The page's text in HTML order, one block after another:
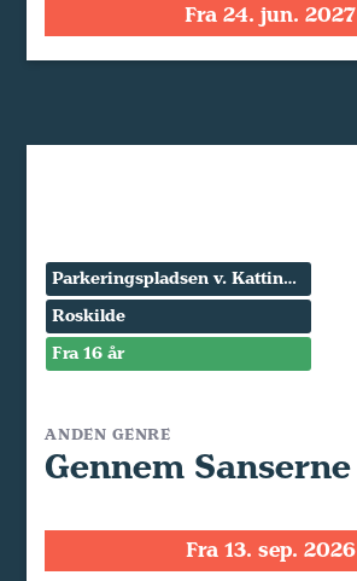
Fra 24. jun. 2027
Parkeringspladsen v. Kattinge Værk
Roskilde
Fra 16 år
ANDEN GENRE
Gennem Sanserne
Fra 13. sep. 2026